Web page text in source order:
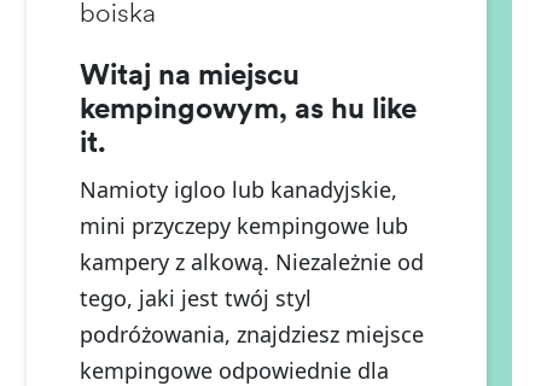
boiska
Witaj na miejscu
kempingowym, as hu like
it.
Namioty igloo lub kanadyjskie,
mini przyczepy kempingowe lub
kampery z alkową. Niezależnie od
tego, jaki jest twój styl
podróżowania, znajdziesz miejsce
kempingowe odpowiednie dla